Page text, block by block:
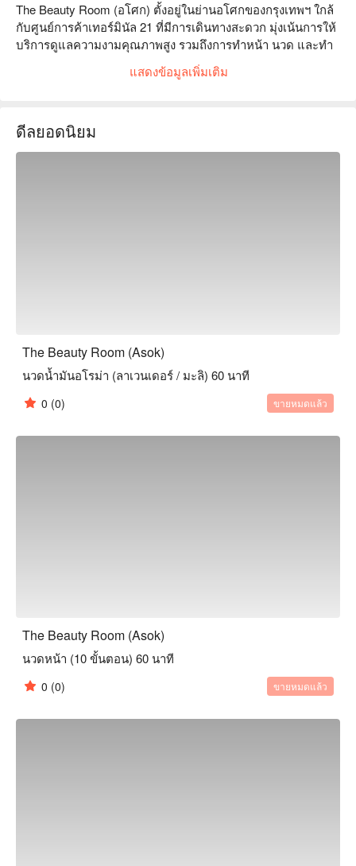
The Beauty Room (อโศก) ตั้งอยู่ในย่านอโศกของกรุงเทพฯ ใกล้
กับศูนย์การค้าเทอร์มินัล 21 ที่มีการเดินทางสะดวก มุ่งเน้นการให้
บริการดูแลความงามคุณภาพสูง รวมถึงการทำหน้า นวด และทำ
เล็บ ซึ่งได้รับความนิยมจากลูกค้าด้วยรีวิวออนไลน์ที่ยอดเยี่ยม ไม่
ว่าคุณจะเป็นมืออาชีพที่ต้องการผ่อนคลายหรือผู้หญิงที่มอง
สะดวกสบายที่จะทำให้คุณรู้สึกสดชื่น! จองตอนนี้กับ FunNow เพื่อ
รับข้อเสนอพิเศษ!
แสดงข้อมูลเพิ่มเติม
ดีลยอดนิยม
The Beauty Room (Asok)
นวดน้ำมันอโรม่า (ลาเวนเดอร์ / มะลิ) 60 นาที
0 (0) ขายหมดแล้ว
The Beauty Room (Asok)
นวดหน้า (10 ขั้นตอน) 60 นาที
0 (0) ขายหมดแล้ว